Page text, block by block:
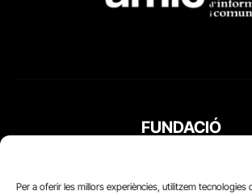
Per a oferir les millors experiències, utilitzem tecnologies
FUNDACIÓ